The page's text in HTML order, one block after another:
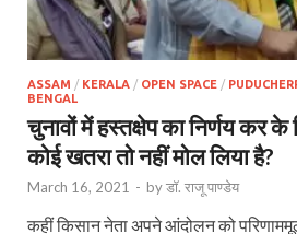
ASSAM / KERALA / OPEN SPACE /
BENGAL
चुनावों में हस्तक्षेप का निर्णय कर
कोई खतरा तो नहीं मोल लिया है?
March 16, 2021 - byडॉ. राजू पाण्डेय
कहीं किसान नेता अपने आंदोलन को